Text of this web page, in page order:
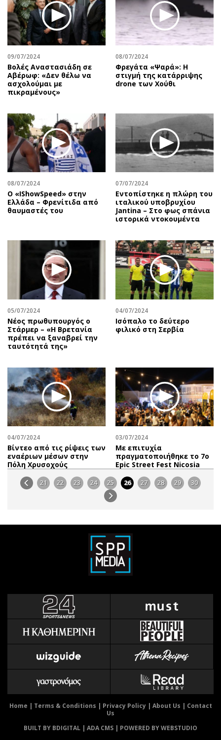
09/07/2024
Βολές Αναστασιάδη σε
Αβέρωφ: «Δεν θέλω να
ασχολούμαι με
πικραμένους»
08/07/2024
Φρεγάτα «Ψαρά»: Η
στιγμή της κατάρριψης
drone των Χούθι
08/07/2024
Ο «IShowSpeed» στην
Ελλάδα – Φρενίτιδα από
θαυμαστές του
07/07/2024
Εντοπίστηκε η πλώρη του
ιταλικού υποβρυχίου
Jantina – Στο φως σπάνια
ιστορικά ντοκουμέντα
05/07/2024
Νέος πρωθυπουργός ο
Στάρμερ – «Η Βρετανία
πρέπει να ξαναβρεί την
ταυτότητά της»
04/07/2024
Ισόπαλο το δεύτερο
φιλικό στη Σερβία
04/07/2024
Βίντεο από τις ρίψεις των
εναέριων μέσων στην
Πόλη Χρυσοχούς
03/07/2024
Με επιτυχία
πραγματοποιήθηκε το 7ο
Epic Street Fest Nicosia
21 22 23 24 25 26 27 28 29 30
Home | Terms & Conditions | Privacy Policy| About Us | Contact
Us
BUILT BY BDIGITAL | ADA CMS | POWERED BY WEBSTUDIO